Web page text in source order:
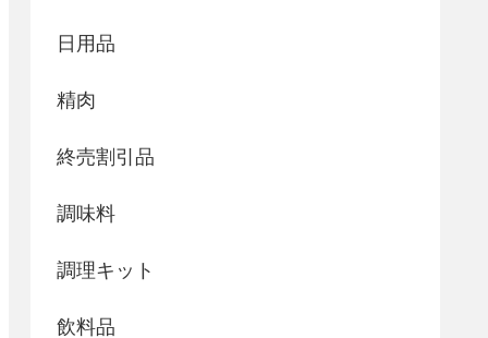
日用品
精肉
終売割引品
調味料
調理キット
飲料品